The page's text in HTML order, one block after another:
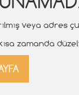
veya adres
zamanda